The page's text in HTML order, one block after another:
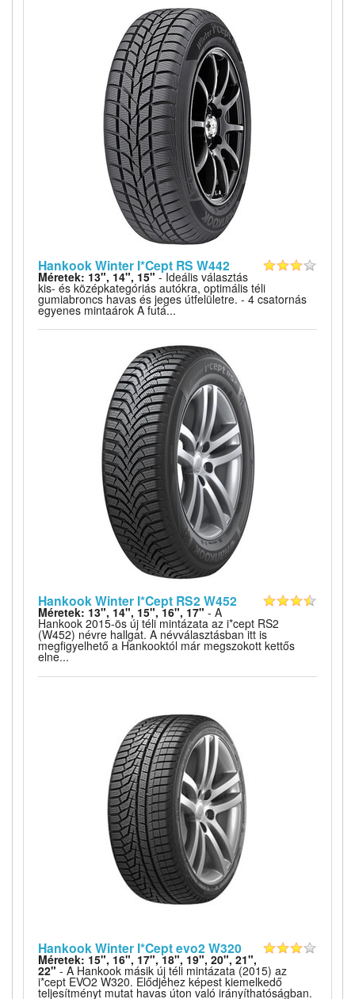
Hankook Winter I*Cept RS W442
Méretek: 13", 14", 15" - Ideális választás
kis- és középkategóriás autókra, optimális téli
gumiabroncs havas és jeges útfelületre. - 4 csatornás
egyenes mintaárok A futá...
Hankook Winter I*Cept RS2 W452
Méretek: 13", 14", 15", 16", 17" - A
Hankook 2015-ös új téli mintázata az i*cept RS2
(W452) névre hallgat. A névválasztásban itt is
megfigyelhető a Hankooktól már megszokott kettős
elne...
Hankook Winter I*Cept evo2 W320
Méretek: 15", 16", 17", 18", 19", 20", 21",
22" - A Hankook másik új téli mintázata (2015) az
i*cept EVO2 W320. Elődjéhez képest kiemelkedő
teljesítményt mutat havas úton való irányíthatóságban.